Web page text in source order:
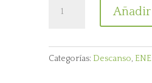
Categorías: Descanso,